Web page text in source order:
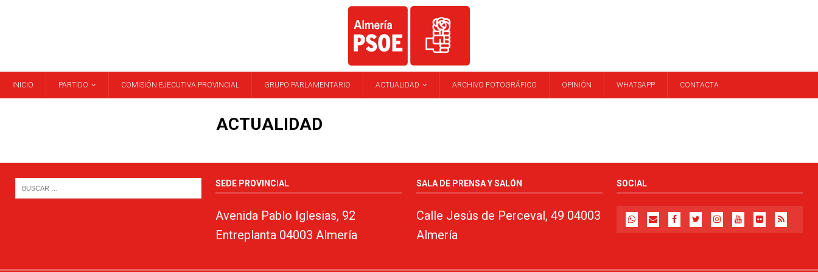
INICIO PARTIDO COMISIÓN EJECUTIVA PROVINCIAL GRUPO PARLAMENTARIO ACTUALIDAD ARCHIVO FOTOGRÁFICO OPINIÓN WHATSAPP CONTACTA
ACTUALIDAD
SEDE PROVINCIAL
Avenida Pablo Iglesias, 92
Entreplanta 04003 Almería
SALA DE PRENSA Y SALÓN
Calle Jesús de Perceval, 49 04003
Almería
SOCIAL